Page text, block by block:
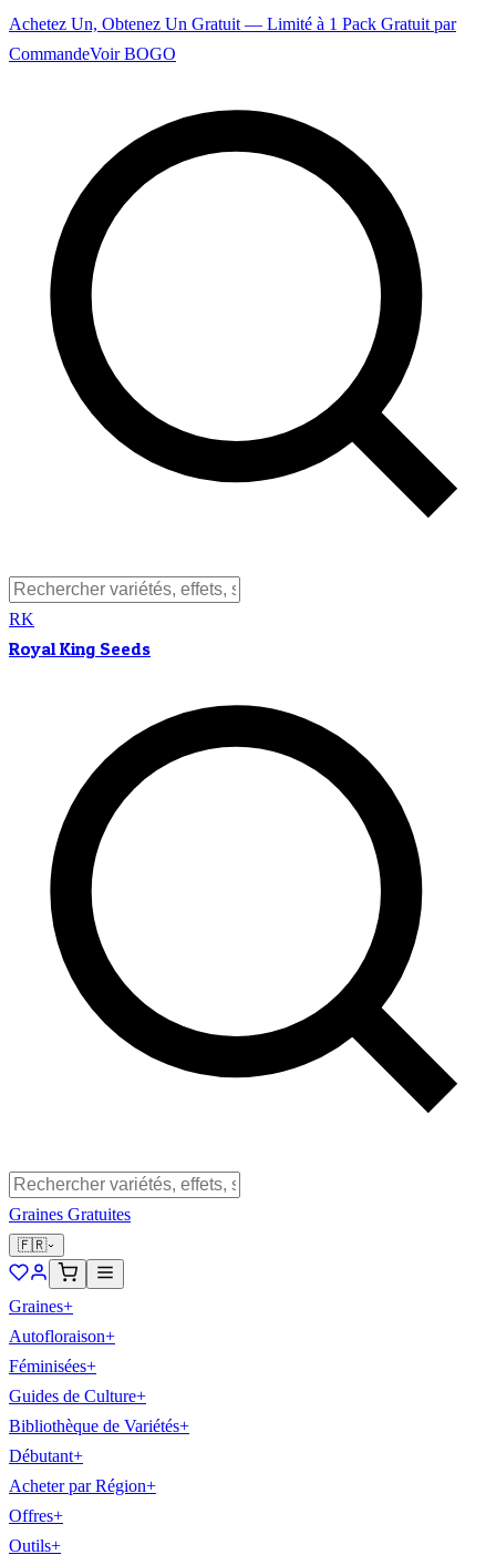
Achetez Un, Obtenez Un Gratuit — Limité à 1 Pack Gratuit par
CommandeVoir BOGO
RK
Royal King Seeds
Graines Gratuites
🇫🇷
Graines+
Autofloraison+
Féminisées+
Guides de Culture+
Bibliothèque de Variétés+
Débutant+
Acheter par Région+
Offres+
Outils+